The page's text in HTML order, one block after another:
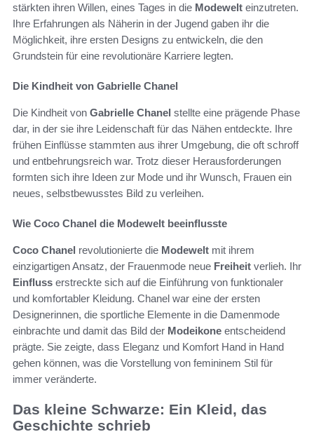
stärkten ihren Willen, eines Tages in die Modewelt einzutreten.
Ihre Erfahrungen als Näherin in der Jugend gaben ihr die
Möglichkeit, ihre ersten Designs zu entwickeln, die den
Grundstein für eine revolutionäre Karriere legten.
Die Kindheit von Gabrielle Chanel
Die Kindheit von Gabrielle Chanel stellte eine prägende Phase
dar, in der sie ihre Leidenschaft für das Nähen entdeckte. Ihre
frühen Einflüsse stammten aus ihrer Umgebung, die oft schroff
und entbehrungsreich war. Trotz dieser Herausforderungen
formten sich ihre Ideen zur Mode und ihr Wunsch, Frauen ein
neues, selbstbewusstes Bild zu verleihen.
Wie Coco Chanel die Modewelt beeinflusste
Coco Chanel revolutionierte die Modewelt mit ihrem
einzigartigen Ansatz, der Frauenmode neue Freiheit verlieh. Ihr
Einfluss erstreckte sich auf die Einführung von funktionaler
und komfortabler Kleidung. Chanel war eine der ersten
Designerinnen, die sportliche Elemente in die Damenmode
einbrachte und damit das Bild der Modeikone entscheidend
prägte. Sie zeigte, dass Eleganz und Komfort Hand in Hand
gehen können, was die Vorstellung von femininem Stil für
immer veränderte.
Das kleine Schwarze: Ein Kleid, das
Geschichte schrieb